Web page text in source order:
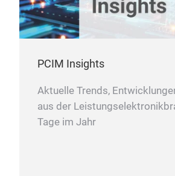
PCIM Insights
Aktuelle Trends,
aus der
Tage im Jahr